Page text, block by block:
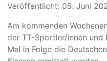
Veröffentlicht: 05. Juni
Am kommenden
der TT-Sportler/innen
Mal in Folge die